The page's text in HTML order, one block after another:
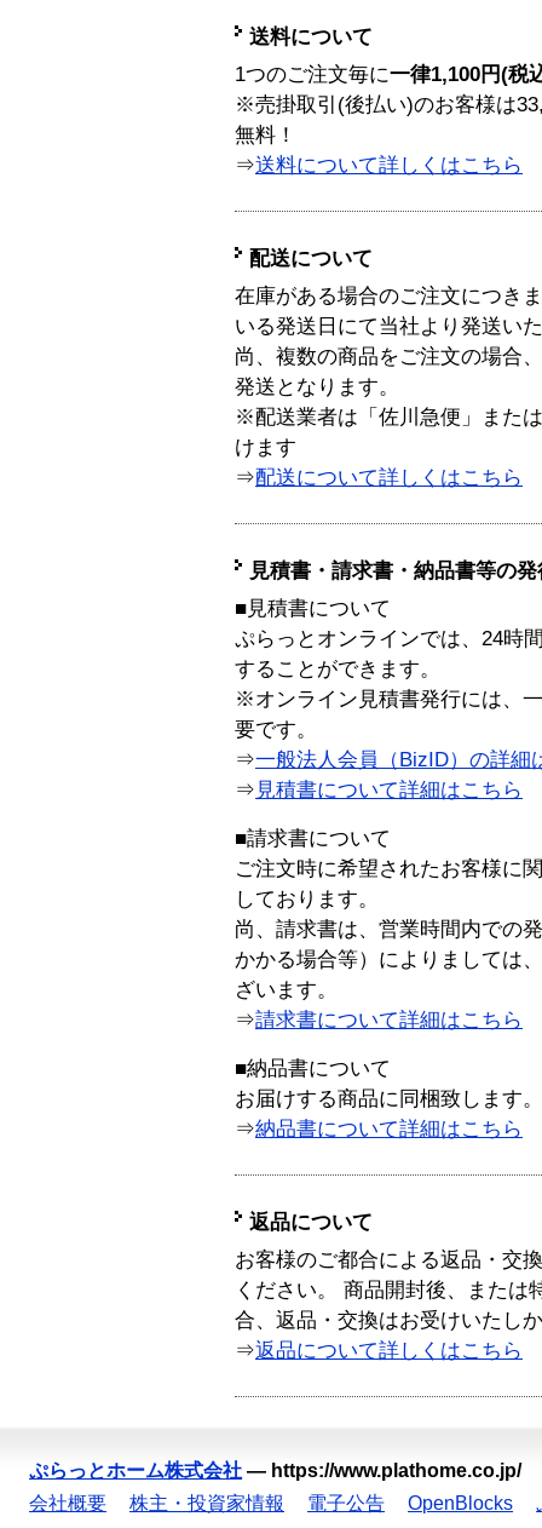
送料について
1つのご注文毎に一律1,100円(税
※売掛取引(後払い)のお客様は
無料！
⇒送料について詳しくはこちら
配送について
在庫がある場合のご注文につき
いる発送日にて当社より発送い
尚、複数の商品をご注文の場合
発送となります。
※配送業者は「佐川急便」また
けます
⇒配送について詳しくはこちら
見積書・請求書・納品書等の
■見積書について
ぷらっとオンラインでは、24時
することができます。
※オンライン見積書発行には、
要です。
⇒一般法人会員（BizID）の詳細
⇒ 見積書について詳細はこちら
■請求書について
ご注文時に希望されたお客様に
しております。
尚、請求書は、営業時間内での
かかる場合等）によりましては
ざいます。
⇒請求書について詳細はこちら
■納品書について
お届けする商品に同梱致します。
⇒納品書について詳細はこちら
返品について
お客様のご都合による返品・交
ください。 商品開封後、または
合、返品・交換はお受けいたし
⇒返品について詳しくはこちら
ぷらっとホーム株式会社 — https://www.plathome.co.jp/
会社概要
株主・投資家情報 電子公告 OpenBlocks